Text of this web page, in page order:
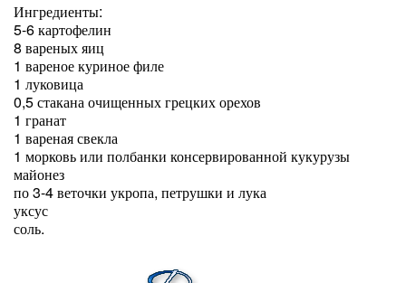
Ингредиенты:
5-6 картофелин
8 вареных яиц
1 вареное куриное филе
1 луковица
0,5 стакана очищенных грецких орехов
1 гранат
1 вареная свекла
1 морковь или полбанки консервированной кукурузы
майонез
по 3-4 веточки укропа, петрушки и лука
уксус
соль.